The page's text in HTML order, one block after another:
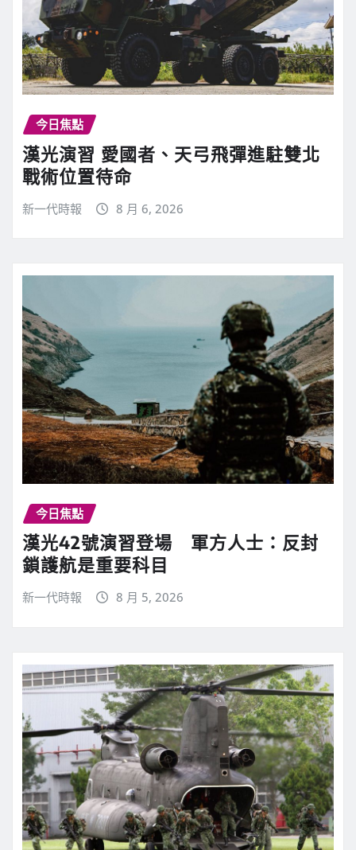
今日焦點
漢光演習 愛國者、天弓飛彈進駐雙北
戰術位置待命
新一代時報 8 月 6, 2026
今日焦點
漢光42號演習登場 軍方人士：反封
鎖護航是重要科目
新一代時報 8 月 5, 2026